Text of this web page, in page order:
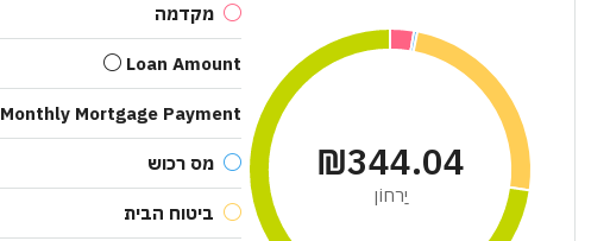
₪344.04
יַרחוֹן
מקדמה
Loan Amount
Monthly Mortgage Payment
מס רכוש
ביטוח הבית